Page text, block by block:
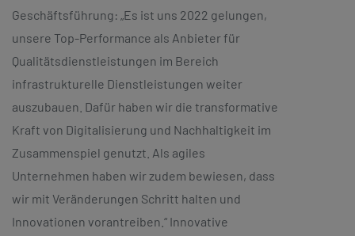
Geschäftsführung: „Es ist uns 2022 gelungen,
unsere Top-Performance als Anbieter für
Qualitätsdienstleistungen im Bereich
infrastrukturelle Dienstleistungen weiter
auszubauen. Dafür haben wir die transformative
Kraft von Digitalisierung und Nachhaltigkeit im
Zusammenspiel genutzt. Als agiles
Unternehmen haben wir zudem bewiesen, dass
wir mit Veränderungen Schritt halten und
Innovationen vorantreiben.“ Innovative